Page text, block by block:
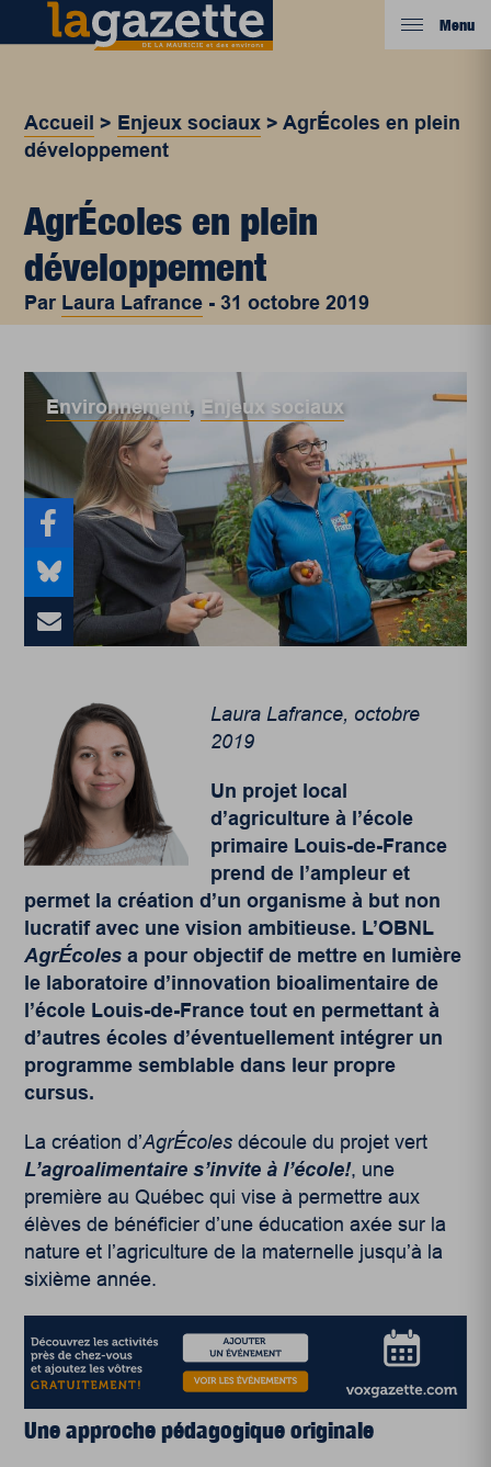
Menu
Accueil > Enjeux sociaux >AgrÉcoles en plein
développement
AgrÉcoles en plein
développement
Par Laura Lafrance -31 octobre 2019
Environnement, Enjeux sociaux
Laura Lafrance, octobre
2019
Un projet local
d’agriculture à l’école
primaire Louis-de-France
prend de l’ampleur et
permet la création d’un organisme à but non
lucratif avec une vision ambitieuse. L’OBNL
AgrÉcoles a pour objectif de mettre en lumière
le laboratoire d’innovation bioalimentaire de
l’école Louis-de-France tout en permettant à
d’autres écoles d’éventuellement intégrer un
programme semblable dans leur propre
cursus.
La création d’AgrÉcoles découle du projet vert
L’agroalimentaire s’invite à l’école!, une
première au Québec qui vise à permettre aux
élèves de bénéficier d’une éducation axée sur la
nature et l’agriculture de la maternelle jusqu’à la
sixième année.
Une approche pédagogique originale